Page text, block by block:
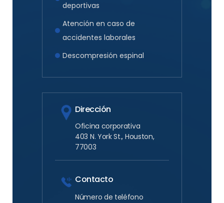
deportivas
Atención en caso de
accidentes laborales
Descompresión espinal
Dirección
Oficina corporativa
403 N. York St., Houston,
77003
Contacto
Número de teléfono